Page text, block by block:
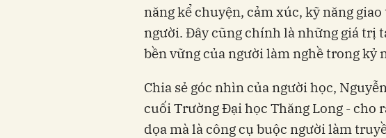
năng kể chuyện, cảm xúc, kỹ năng
người. Đây cũng chính là những giá trị
bền vững của người làm nghề trong kỷ
Chia sẻ góc nhìn của người học,
cuối Trường Đại học Thăng Long - cho
dọa mà là công cụ buộc người làm